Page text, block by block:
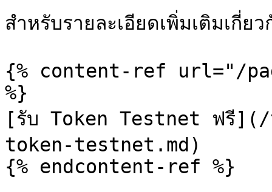
สำหรับรายละเอียดเพิ่มเติมเ
{% content-ref url="/
%}
[รับ Token Testnet ฟรี
token-testnet.md)
{% endcontent-ref %}